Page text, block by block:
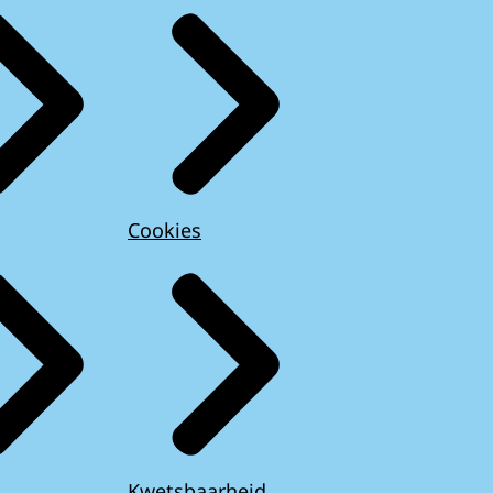
Cookies